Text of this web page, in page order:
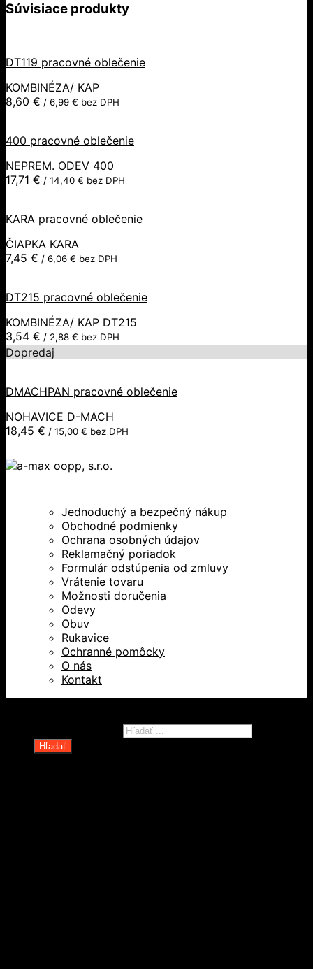
Súvisiace produkty
DT119 pracovné oblečenie
KOMBINÉZA/ KAP
8,60 € / 6,99 € bez DPH
400 pracovné oblečenie
NEPREM. ODEV 400
17,71 € / 14,40 € bez DPH
KARA pracovné oblečenie
ČIAPKA KARA
7,45 € / 6,06 € bez DPH
DT215 pracovné oblečenie
KOMBINÉZA/ KAP DT215
3,54 € / 2,88 € bez DPH
Dopredaj
DMACHPAN pracovné oblečenie
NOHAVICE D-MACH
18,45 € / 15,00 € bez DPH
Jednoduchý a bezpečný nákup
Obchodné podmienky
Ochrana osobných údajov
Reklamačný poriadok
Formulár odstúpenia od zmluvy
Vrátenie tovaru
Možnosti doručenia
Odevy
Obuv
Rukavice
Ochranné pomôcky
O nás
Kontakt
Hľadať